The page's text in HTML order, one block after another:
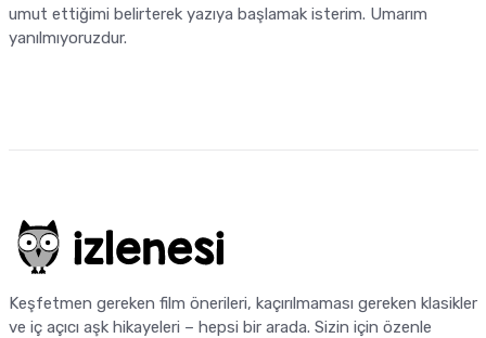
umut ettiğimi belirterek yazıya başlamak isterim. Umarım
yanılmıyoruzdur.
Keşfetmen gereken film önerileri, kaçırılmaması gereken klasikler
ve iç açıcı aşk hikayeleri – hepsi bir arada. Sizin için özenle